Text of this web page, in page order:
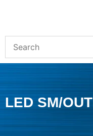
LED SM/